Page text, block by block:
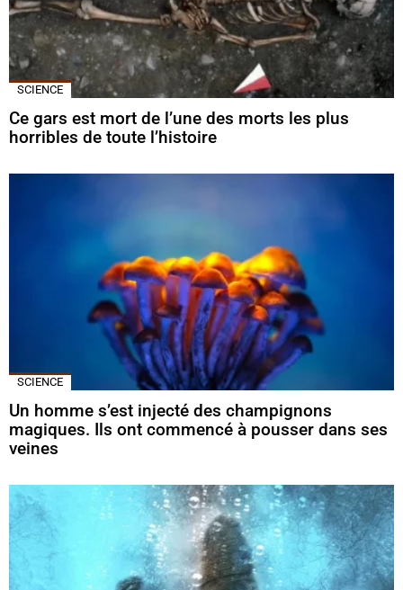
SCIENCE
Ce gars est mort de l’une des morts les plus
horribles de toute l’histoire
SCIENCE
Un homme s’est injecté des champignons
magiques. Ils ont commencé à pousser dans ses
veines